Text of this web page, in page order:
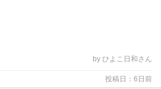
by ひよこ日和さん
投稿日：6日前